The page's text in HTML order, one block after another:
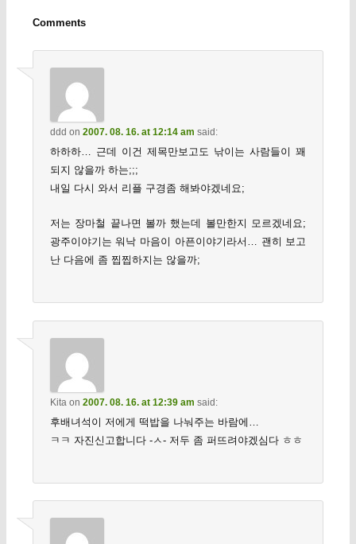
Comments
ddd on 2007. 08. 16. at 12:14 am said:
하하하… 근데 이건 제목만보고도 낚이는 사람들이 꽤
되지 않을까 하는;;;
내일 다시 와서 리플 구경좀 해봐야겠네요;
저는 장마철 끝나면 볼까 했는데 볼만한지 모르겠네요;
광주이야기는 워낙 마음이 아픈이야기라서… 괜히 보고
난 다음에 좀 찝찝하지는 않을까;
Kita on 2007. 08. 16. at 12:39 am said:
후배녀석이 저에게 떡밥을 나눠주는 바람에…
ㅋㅋ 자진신고합니다 -ㅅ- 저두 좀 퍼뜨려야겠심다 ㅎㅎ